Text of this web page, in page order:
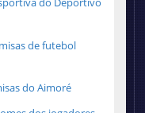
de futebol
do Aimoré